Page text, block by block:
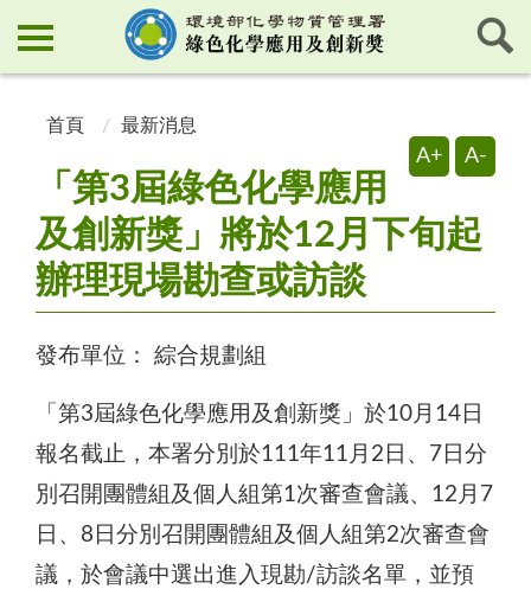
首頁 最新消息
A+ A-
「第3屆綠色化學應用
及創新獎」將於12月下旬起
辦理現場勘查或訪談
發布單位： 綜合規劃組
「第3屆綠色化學應用及創新獎」於10月14日
報名截止，本署分別於111年11月2日、7日分
別召開團體組及個人組第1次審查會議、12月7
日、8日分別召開團體組及個人組第2次審查會
議，於會議中選出進入現勘/訪談名單，並預